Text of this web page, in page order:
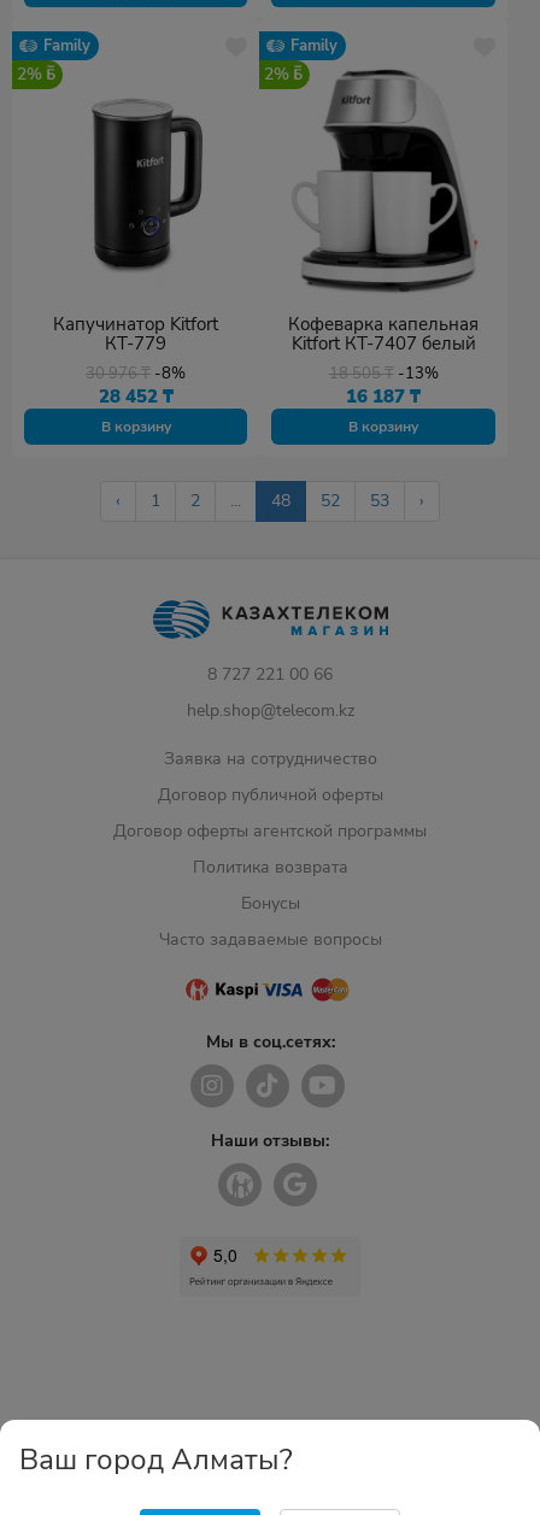
Family
2%
Капучинатор Kitfort
КТ-779
30 976₸ -8%
28 452 ₸
В корзину
Family
2%
Кофеварка капельная
Kitfort КТ-7407 белый
18 505₸ -13%
16 187₸
В корзину
‹ 1 2 ... 48 52 53 ›
8 727 221 00 66
help.shop@telecom.kz
Заявка на сотрудничество
Договор публичной оферты
Договор оферты агентской программы
Политика возврата
Бонусы
Часто задаваемые вопросы
Мы в соц.сетях:
Наши отзывы:
Ваш город Алматы?